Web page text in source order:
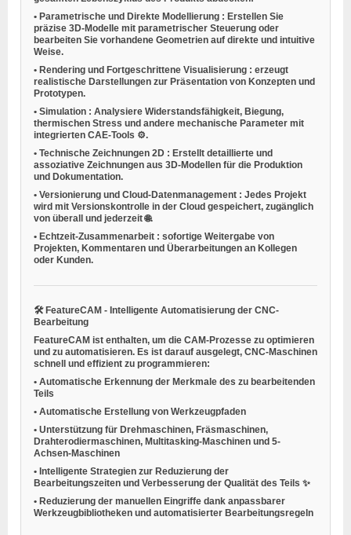
• Parametrische und Direkte Modellierung : Erstellen Sie
präzise 3D-Modelle mit parametrischer Steuerung oder
bearbeiten Sie vorhandene Geometrien auf direkte und intuitive
Weise.
• Rendering und Fortgeschrittene Visualisierung : erzeugt
realistische Darstellungen zur Präsentation von Konzepten und
Prototypen.
• Simulation : Analysiere Widerstandsfähigkeit, Biegung,
thermischen Stress und andere mechanische Parameter mit
integrierten CAE-Tools ⚙️.
• Technische Zeichnungen 2D : Erstellt detaillierte und
assoziative Zeichnungen aus 3D-Modellen für die Produktion
und Dokumentation.
• Versionierung und Cloud-Datenmanagement : Jedes Projekt
wird mit Versionskontrolle in der Cloud gespeichert, zugänglich
von überall und jederzeit 🌐.
• Echtzeit-Zusammenarbeit : sofortige Weitergabe von
Projekten, Kommentaren und Überarbeitungen an Kollegen
oder Kunden.
🛠FeatureCAM - Intelligente Automatisierung der CNC-
Bearbeitung
FeatureCAM ist enthalten, um die CAM-Prozesse zu optimieren
und zu automatisieren. Es ist darauf ausgelegt, CNC-Maschinen
schnell und effizient zu programmieren:
• Automatische Erkennung der Merkmale des zu bearbeitenden
Teils
• Automatische Erstellung von Werkzeugpfaden
• Unterstützung für Drehmaschinen, Fräsmaschinen,
Drahterodiermaschinen, Multitasking-Maschinen und 5-
Achsen-Maschinen
• Intelligente Strategien zur Reduzierung der
Bearbeitungszeiten und Verbesserung der Qualität des Teils ✨
• Reduzierung der manuellen Eingriffe dank anpassbarer
Werkzeugbibliotheken und automatisierter Bearbeitungsregeln